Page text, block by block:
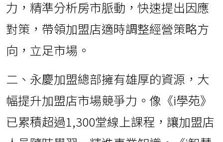
力，精準分析房市脈動，快速提出因應
對策，帶領加盟店適時調整經營策略方
向，立足市場。
二、永慶加盟總部擁有雄厚的資源，大
幅提升加盟店市場競爭力。像《i學苑》
已累積超過1,300堂線上課程，讓加盟店